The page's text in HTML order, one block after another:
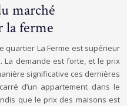
marché
ferme
quartier La Ferme est supérieur
La demande est forte, et le prix
significative ces dernières
d’un appartement dans le
que le prix des maisons est